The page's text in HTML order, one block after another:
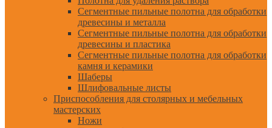
Сегментные пильные полотна для обработки
древесины и металла
Сегментные пильные полотна для обработки
древесины и пластика
Сегментные пильные полотна для обработки
камня и керамики
Шаберы
Шлифовальные листы
Приспособления для столярных и мебельных
мастерских
Ножи